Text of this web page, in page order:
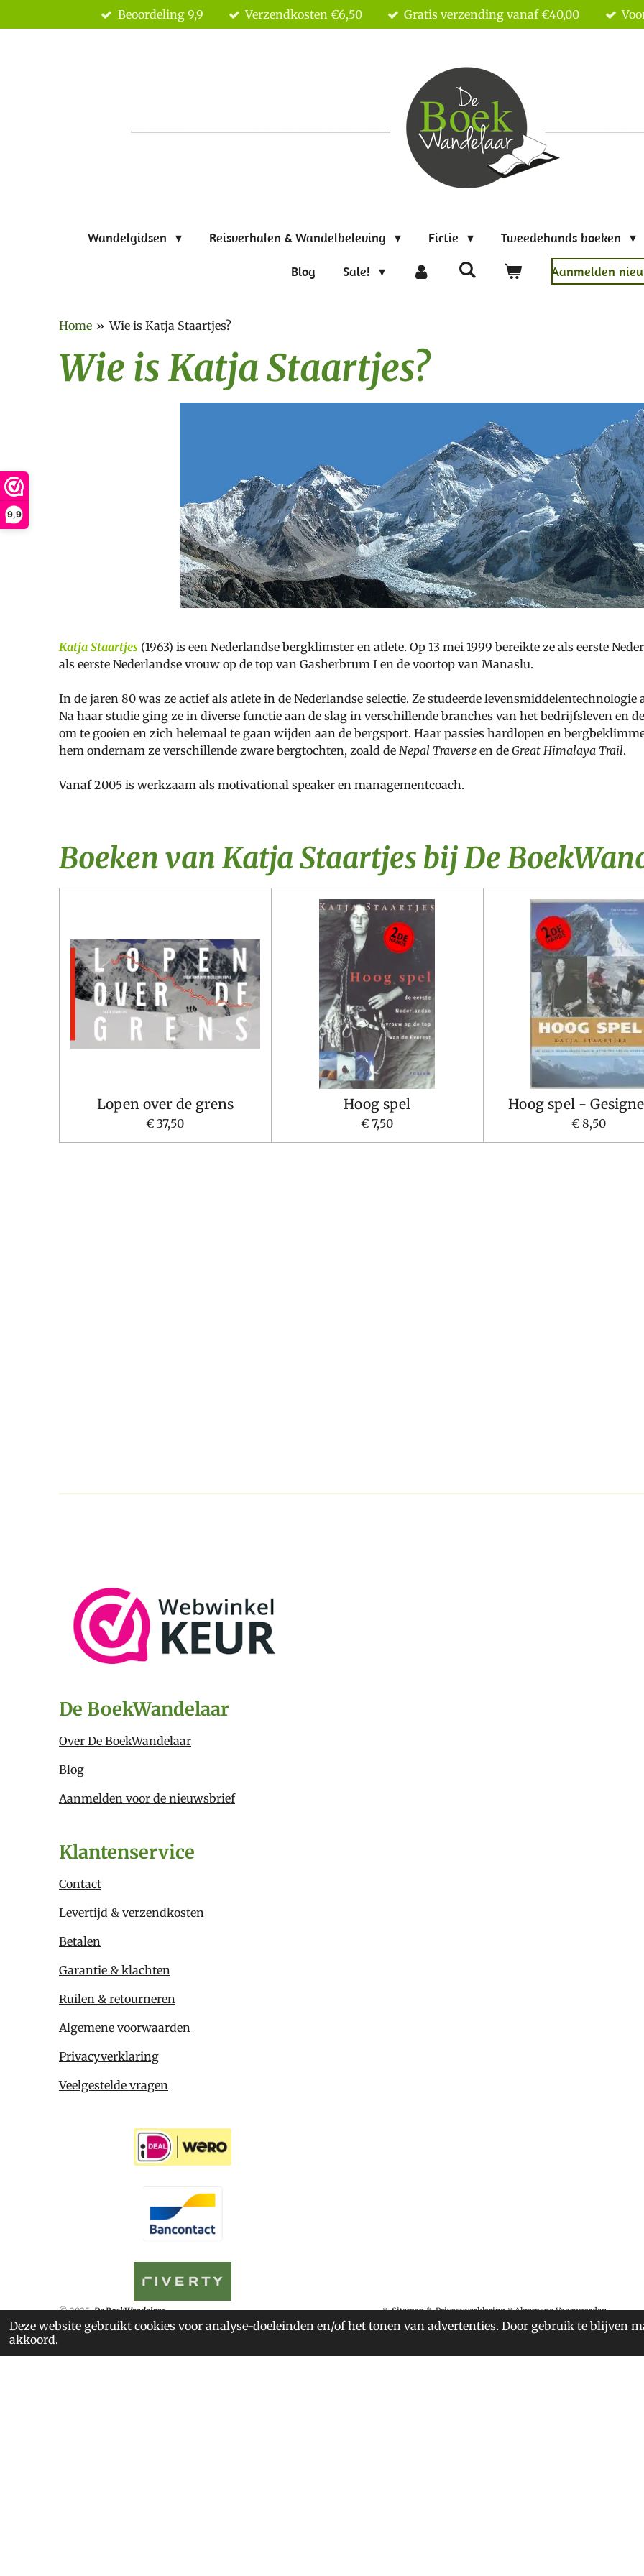
Deze website gebruikt cookies voor analyse-doeleinden en/of het tonen van advertenties. Door gebruik te blijven
akkoord.
9,9
direct
Beoordeling 9,9 Verzendkosten €6,50 Gratis verzending vanaf €40,00
Wandelgidsen Reisverhalen & Wandelbeleving Fictie Tweedehands boeken
Blog Sale! Aanmelden
Home » Wie is Katja Staartjes?
Wie is Katja Staartjes?
Katja Staartjes (1963) is een Nederlandse bergklimster en atlete. Op 13 mei 1999 bereikte ze als eerste
als eerste Nederlandse vrouw op de top van Gasherbrum I en de voortop van Manaslu.
In de jaren 80 was ze actief als atlete in de Nederlandse selectie. Ze studeerde
Na haar studie ging ze in diverse functie aan de slag in verschillende branches van het bedrijfsleven en
om te gooien en zich helemaal te gaan wijden aan de bergsport. Haar passies hardlopen en
hem ondernam ze verschillende zware bergtochten, zoald de Nepal Traverse en de Great Himalaya Trail.
Vanaf 2005 is werkzaam als motivational speaker en managementcoach.
Boeken van Katja Staartjes bij De
Lopen over de grens
€ 37,50
Hoog spel
€ 7,50
Hoog spel -
€ 8,50
De BoekWandelaar
Over De BoekWandelaar
Blog
Aanmelden voor de nieuwsbrief
Klantenservice
Contact
Levertijd & verzendkosten
Betalen
Garantie & klachten
Ruilen & retourneren
Algemene voorwaarden
Privacyverklaring
Veelgestelde vragen
© 2025De BoekWandelaar *Sitemap *Privacyverklaring*Algemene Voorwaarden